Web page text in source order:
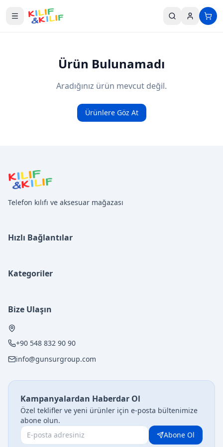
Ürün Bulunamadı
Aradığınız ürün mevcut değil.
Ürünlere Göz At
Telefon kılıfı ve aksesuar mağazası
Hızlı Bağlantılar
Kategoriler
Bize Ulaşın
+90 548 832 90 90
info@gunsurgroup.com
Kampanyalardan Haberdar Ol
Özel teklifler ve yeni ürünler için e-posta bültenimize
abone olun.
Abone Ol